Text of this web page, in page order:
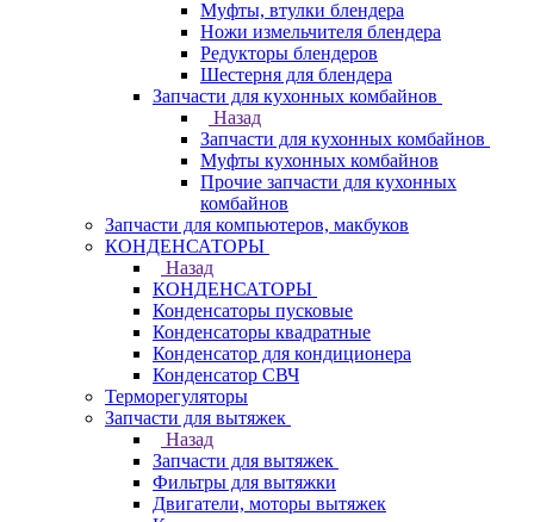
Муфты, втулки блендера
Ножи измельчителя блендера
Редукторы блендеров
Шестерня для блендера
Запчасти для кухонных комбайнов
Назад
Запчасти для кухонных комбайнов
Муфты кухонных комбайнов
Прочие запчасти для кухонных
комбайнов
Запчасти для компьютеров, макбуков
КОНДЕНСАТОРЫ
Назад
КОНДЕНСАТОРЫ
Конденсаторы пусковые
Конденсаторы квадратные
Конденсатор для кондиционера
Конденсатор СВЧ
Терморегуляторы
Запчасти для вытяжек
Назад
Запчасти для вытяжек
Фильтры для вытяжки
Двигатели, моторы вытяжек